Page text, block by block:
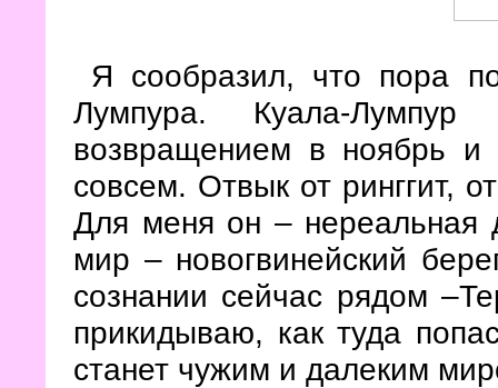
Я сообразил, что пора
Лумпура. Куала-
возвращением в ноябрь
совсем. Отвык от ринггит,
Для меня он –
мир – новогвинейский
сознании сейчас рядом
прикидываю, как туда
станет чужим и далеким